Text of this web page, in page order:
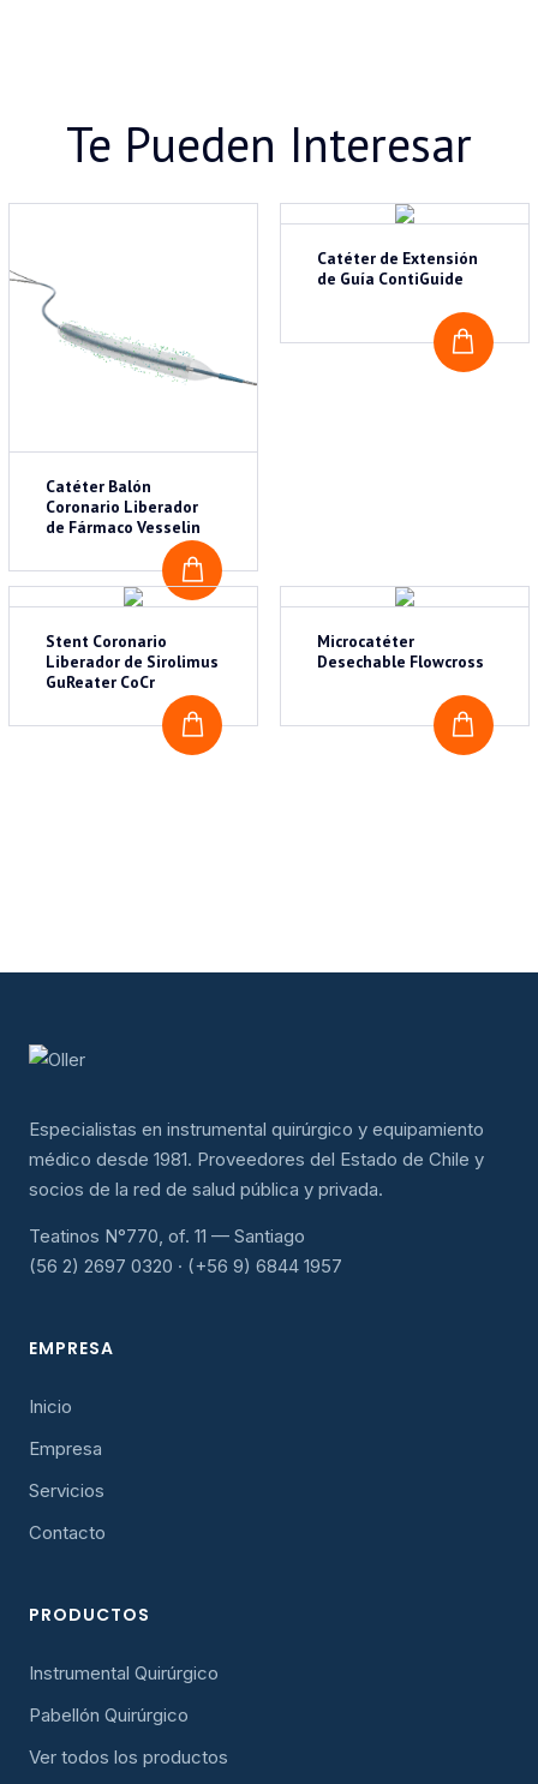
Te Pueden Interesar
COTIZAR
Catéter Balón
Coronario Liberador
de Fármaco Vesselin
Catéter de Extensión
de Guía ContiGuide
COTIZAR
Stent Coronario
Liberador de Sirolimus
GuReater CoCr
Microcatéter
Desechable Flowcross
Especialistas en instrumental quirúrgico y equipamiento
médico desde 1981. Proveedores del Estado de Chile y
socios de la red de salud pública y privada.
Teatinos N°770, of. 11 — Santiago
(56 2) 2697 0320 · (+56 9) 6844 1957
EMPRESA
Inicio
Empresa
Servicios
Contacto
PRODUCTOS
Instrumental Quirúrgico
Pabellón Quirúrgico
Ver todos los productos